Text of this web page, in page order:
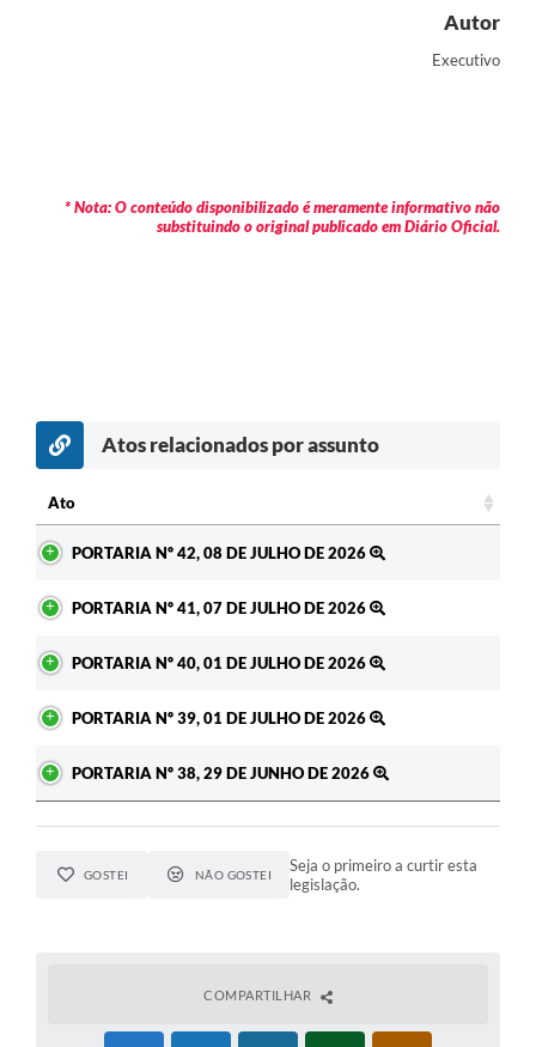
Autor
Executivo
* Nota: O conteúdo disponibilizado é meramente informativo não
substituindo o original publicado em Diário Oficial.
Atos relacionados por assunto
Ato
PORTARIA Nº 42, 08 DE JULHO DE 2026
PORTARIA Nº 41, 07 DE JULHO DE 2026
PORTARIA Nº 40, 01 DE JULHO DE 2026
PORTARIA Nº 39, 01 DE JULHO DE 2026
PORTARIA Nº 38, 29 DE JUNHO DE 2026
GOSTEI NÃO GOSTEI
Seja o primeiro a curtir esta
legislação.
COMPARTILHAR